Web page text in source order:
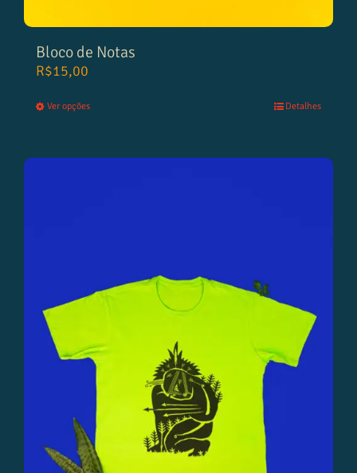
Bloco de Notas
R$15,00
Ver opções Detalhes